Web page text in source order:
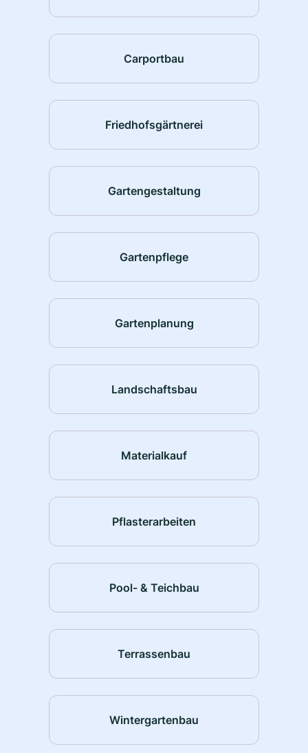
Carportbau
Friedhofsgärtnerei
Gartengestaltung
Gartenpflege
Gartenplanung
Landschaftsbau
Materialkauf
Pflasterarbeiten
Pool- & Teichbau
Terrassenbau
Wintergartenbau